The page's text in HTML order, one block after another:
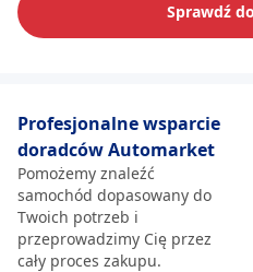
Sprawdź
Profesjonalne wsparcie
doradców Automarket
Pomożemy znaleźć
samochód dopasowany do
Twoich potrzeb i
przeprowadzimy Cię przez
cały proces zakupu.